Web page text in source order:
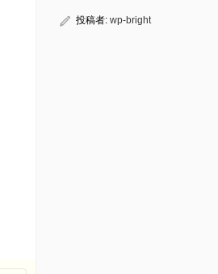
投稿者: wp-bright